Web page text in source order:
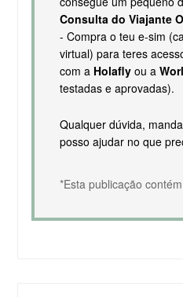
Consulta do Viajante
- Compra o teu e-sim
virtual) para teres
com a Holaflyou a
testadas e aprovadas).
Qualquer dúvida,
posso ajudar no que
*Esta publicação